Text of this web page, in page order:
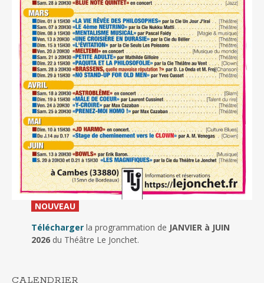
NOUVEAU_
Télécharger la programmation de JANVIER à JUIN
2026du Théâtre Le Jonchet.
CALENDRIER